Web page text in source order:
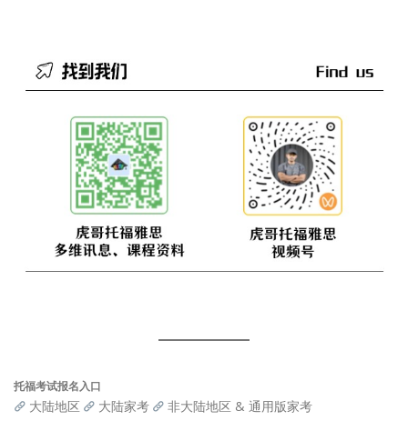
托福考试报名入口
大陆地区 大陆家考 非大陆地区 & 通用版家考